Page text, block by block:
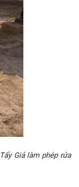
Giả làm phép rửa